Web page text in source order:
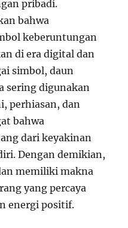
pribadi.
bahwa
keberuntungan
di era digital dan
simbol, daun
sering digunakan
perhiasan, dan
bahwa
dari keyakinan
Dengan demikian,
memiliki makna
yang percaya
energi positif.